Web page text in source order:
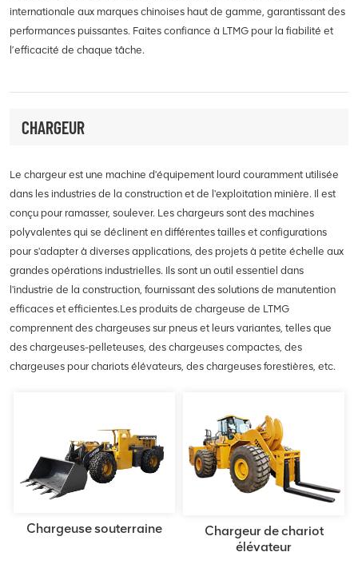
internationale aux marques chinoises haut de gamme, garantissant des
performances puissantes. Faites confiance à LTMG pour la fiabilité et
l’efficacité de chaque tâche.
CHARGEUR
Le chargeur est une machine d'équipement lourd couramment utilisée
dans les industries de la construction et de l'exploitation minière. Il est
conçu pour ramasser, soulever. Les chargeurs sont des machines
polyvalentes qui se déclinent en différentes tailles et configurations
pour s'adapter à diverses applications, des projets à petite échelle aux
grandes opérations industrielles. Ils sont un outil essentiel dans
l'industrie de la construction, fournissant des solutions de manutention
efficaces et efficientes.Les produits de chargeuse de LTMG
comprennent des chargeuses sur pneus et leurs variantes, telles que
des chargeuses-pelleteuses, des chargeuses compactes, des
chargeuses pour chariots élévateurs, des chargeuses forestières, etc.
Chargeuse souterraine
Chargeur de chariot
élévateur